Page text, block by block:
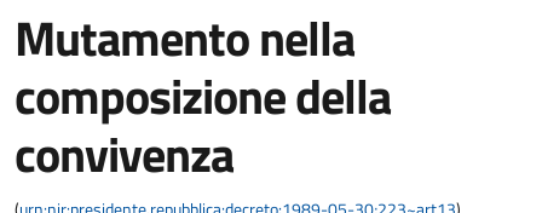
Mutamento nella
composizione della
convivenza